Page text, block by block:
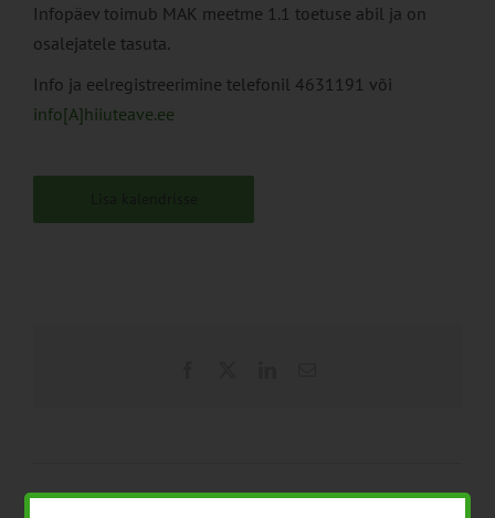
Infopäev toimub MAK meetme 1.1 toetuse abil ja on
osalejatele tasuta.
Info ja eelregistreerimine telefonil 4631191 või
info[A]hiiuteave.ee
EPKK Aiandusfoorum
Põllukultuuride kasvatus